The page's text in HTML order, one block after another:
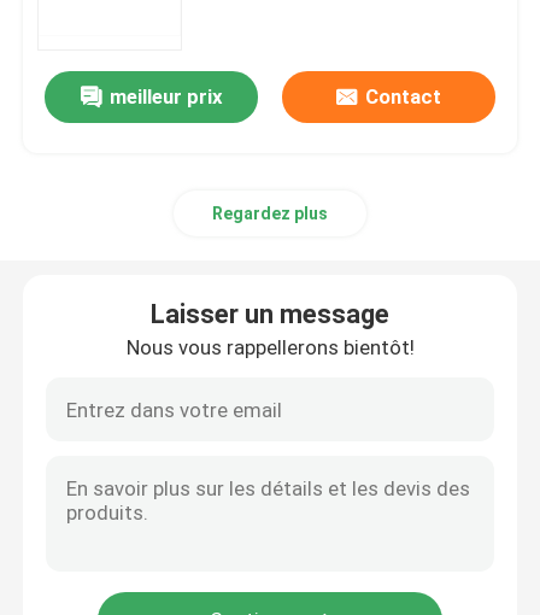
Réactifs de synthèse d'oligo
Système de livraison
meilleur prix Contact
Regardez plus
Laisser un message
Nous vous rappellerons bientôt!